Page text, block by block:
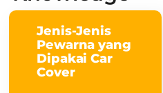
Jenis-Jenis
Pewarna yang
Dipakai Car
Cover